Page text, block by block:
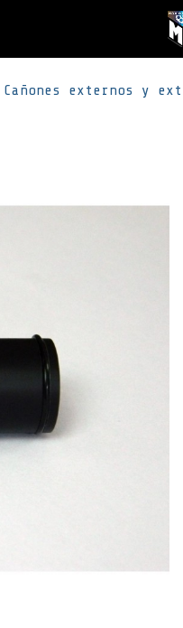
Cañones externos y